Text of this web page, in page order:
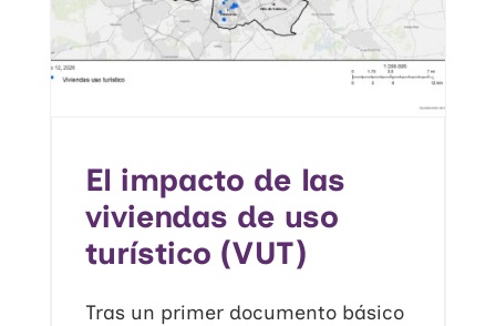
El impacto de las
viviendas de uso
turístico (VUT)
Tras un primer documento básico